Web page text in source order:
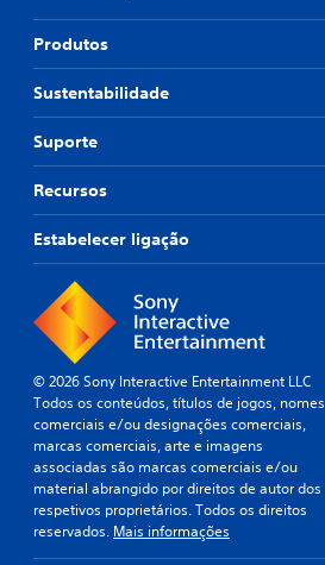
Produtos
Sustentabilidade
Suporte
Recursos
Estabelecer ligação
© 2026 Sony Interactive Entertainment LLC
Todos os conteúdos, títulos de jogos, nomes
comerciais e/ou designações comerciais,
marcas comerciais, arte e imagens
associadas são marcas comerciais e/ou
material abrangido por direitos de autor dos
respetivos proprietários. Todos os direitos
reservados. Mais informações